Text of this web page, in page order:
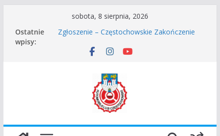
treści
sobota, 8 sierpnia, 2026
Ostatnie
wpisy:
Zgłoszenie – Częstochowskie Zakończenie
Sezonu 2025
45 Rajd Częstochowski zostaje odwołany.
I Gliwicki Classic Sprint o Puchar Prezydenta
Miasta Gliwice